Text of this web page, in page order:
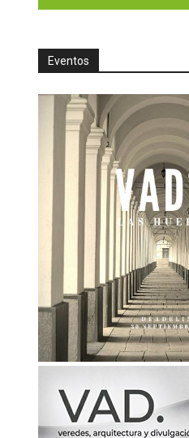
Eventos